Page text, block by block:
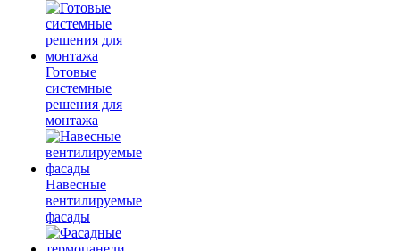
Готовые
системные
решения для
монтажа
Навесные
вентилируемые
фасады